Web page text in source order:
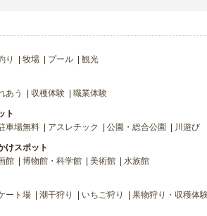
り 牧場 プール 観光
あう 収穫体験 職業体験
ト
車場無料 アスレチック 公園・総合公園 川遊び
けスポット
館 博物館・科学館 美術館 水族館
ート場 潮干狩り いちご狩り 果物狩り・収穫体